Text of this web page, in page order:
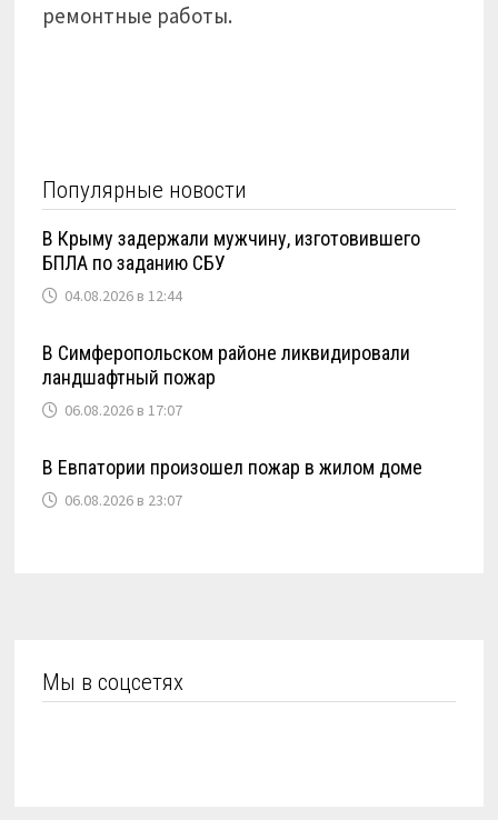
ремонтные работы.
Популярные новости
В Крыму задержали мужчину, изготовившего
БПЛА по заданию СБУ
04.08.2026 в 12:44
В Симферопольском районе ликвидировали
ландшафтный пожар
06.08.2026 в 17:07
В Евпатории произошел пожар в жилом доме
06.08.2026 в 23:07
Мы в соцсетях